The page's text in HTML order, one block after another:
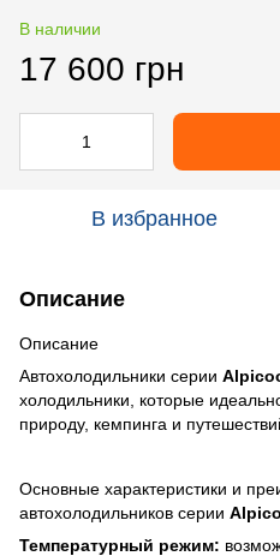
В наличии
17 600 грн
В избранное
Описание
Описание
Автохолодильники серии
холодильники, которые
природу, кемпинга и
Основные характеристики и
автохолодильников серии
Температурный режим: